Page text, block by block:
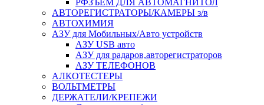
РФЗЪЕМ ДЛЯ АВТОМАГНИТОЛ
АВТОРЕГИСТРАТОРЫ/КАМЕРЫ з/в
АВТОХИМИЯ
АЗУ для Мобильных/Авто устройств
АЗУ USB авто
АЗУ для радаров,авторегистраторов
АЗУ ТЕЛЕФОНОВ
АЛКОТЕСТЕРЫ
ВОЛЬТМЕТРЫ
ДЕРЖАТЕЛИ/КРЕПЕЖИ